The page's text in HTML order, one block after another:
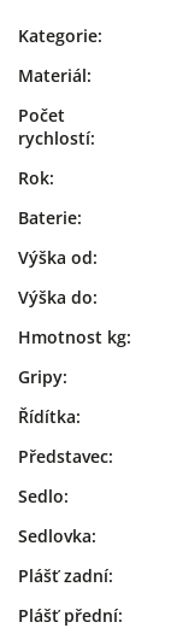
Kategorie:
Materiál:
Počet
rychlostí:
Rok:
Baterie:
Výška od:
Výška do:
Hmotnost kg:
Gripy:
Řídítka:
Představec:
Sedlo:
Sedlovka:
Plášť zadní:
Plášť přední: